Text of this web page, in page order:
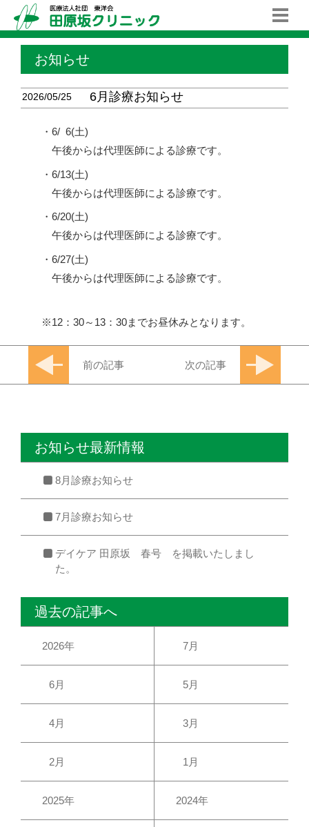
お知らせ
2026/05/25 6月診療お知らせ
・6/ 6(土)
午後からは代理医師による診療です。
・6/13(土)
午後からは代理医師による診療です。
・6/20(土)
午後からは代理医師による診療です。
・6/27(土)
午後からは代理医師による診療です。
12：30～13：30までお昼休みとなります。
前の記事 次の記事
お知らせ最新情報
8月診療お知らせ
7月診療お知らせ
デイケア 田原坂 春号 を掲載いたしまし
た。
過去の記事へ
2026年 7月
6月 5月
4月 3月
2月 1月
2025年 2024年